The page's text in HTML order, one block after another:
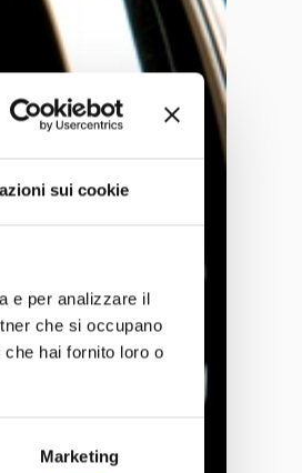
sui cookie
e per analizzare il
che si occupano
hai fornito loro o
Marketing